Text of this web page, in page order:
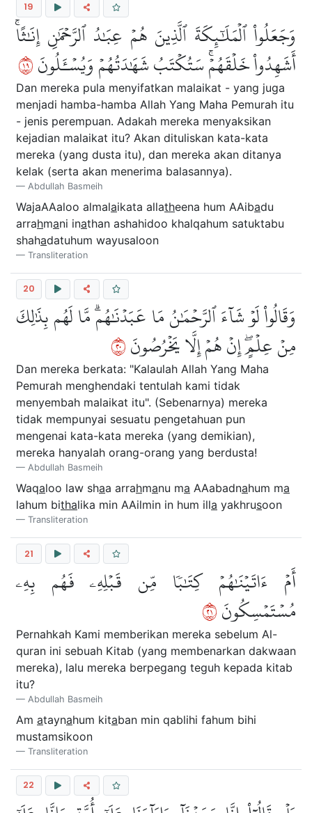
19
وَجَعَلُواْ ٱلۡمَلَٰٓئِكَةَ ٱلَّذِينَ هُمۡ عِبَٰدُ ٱلرَّحۡمَٰنِ إِنَٰثًاۚ
أَشَهِدُواْ خَلۡقَهُمۡۚ سَتُكۡتَبُ شَهَٰدَتُهُمۡ وَيُسۡـَٔلُونَ٩١
Dan mereka pula menyifatkan malaikat - yang juga
menjadi hamba-hamba Allah Yang Maha Pemurah itu
- jenis perempuan. Adakah mereka menyaksikan
kejadian malaikat itu? Akan dituliskan kata-kata
mereka (yang dusta itu), dan mereka akan ditanya
kelak (serta akan menerima balasannya).
Abdullah Basmeih
WajaAAaloo almalaikata allatheena hum AAibadu
arrahmani inathan ashahidoo khalqahum satuktabu
shahadatuhum wayusaloon
Transliteration
20
وَقَالُواْ لَوۡ شَآءَ ٱلرَّحۡمَٰنُ مَا عَبَدۡنَٰهُمۗ مَّا لَهُم بِذَٰلِكَ
مِنۡ عِلۡمٍۖ إِنۡ هُمۡ إِلَّا يَخۡرُصُونَ٠٢
Dan mereka berkata: "Kalaulah Allah Yang Maha
Pemurah menghendaki tentulah kami tidak
menyembah malaikat itu". (Sebenarnya) mereka
tidak mempunyai sesuatu pengetahuan pun
mengenai kata-kata mereka (yang demikian),
mereka hanyalah orang-orang yang berdusta!
Abdullah Basmeih
Waqaloo law shaa arrahmanu ma AAabadnahum ma
lahum bithalika min AAilmin in hum illa yakhrusoon
Transliteration
21
أَمۡ ءَاتَيۡنَٰهُمۡ كِتَٰبٗا مِّن قَبۡلِهِۦ فَهُم بِهِۦ
مُسۡتَمۡسِكُونَ١٢
Pernahkah Kami memberikan mereka sebelum Al-
quran ini sebuah Kitab (yang membenarkan dakwaan
mereka), lalu mereka berpegang teguh kepada kitab
itu?
Abdullah Basmeih
Am ataynahum kitaban min qablihi fahum bihi
mustamsikoon
Transliteration
22